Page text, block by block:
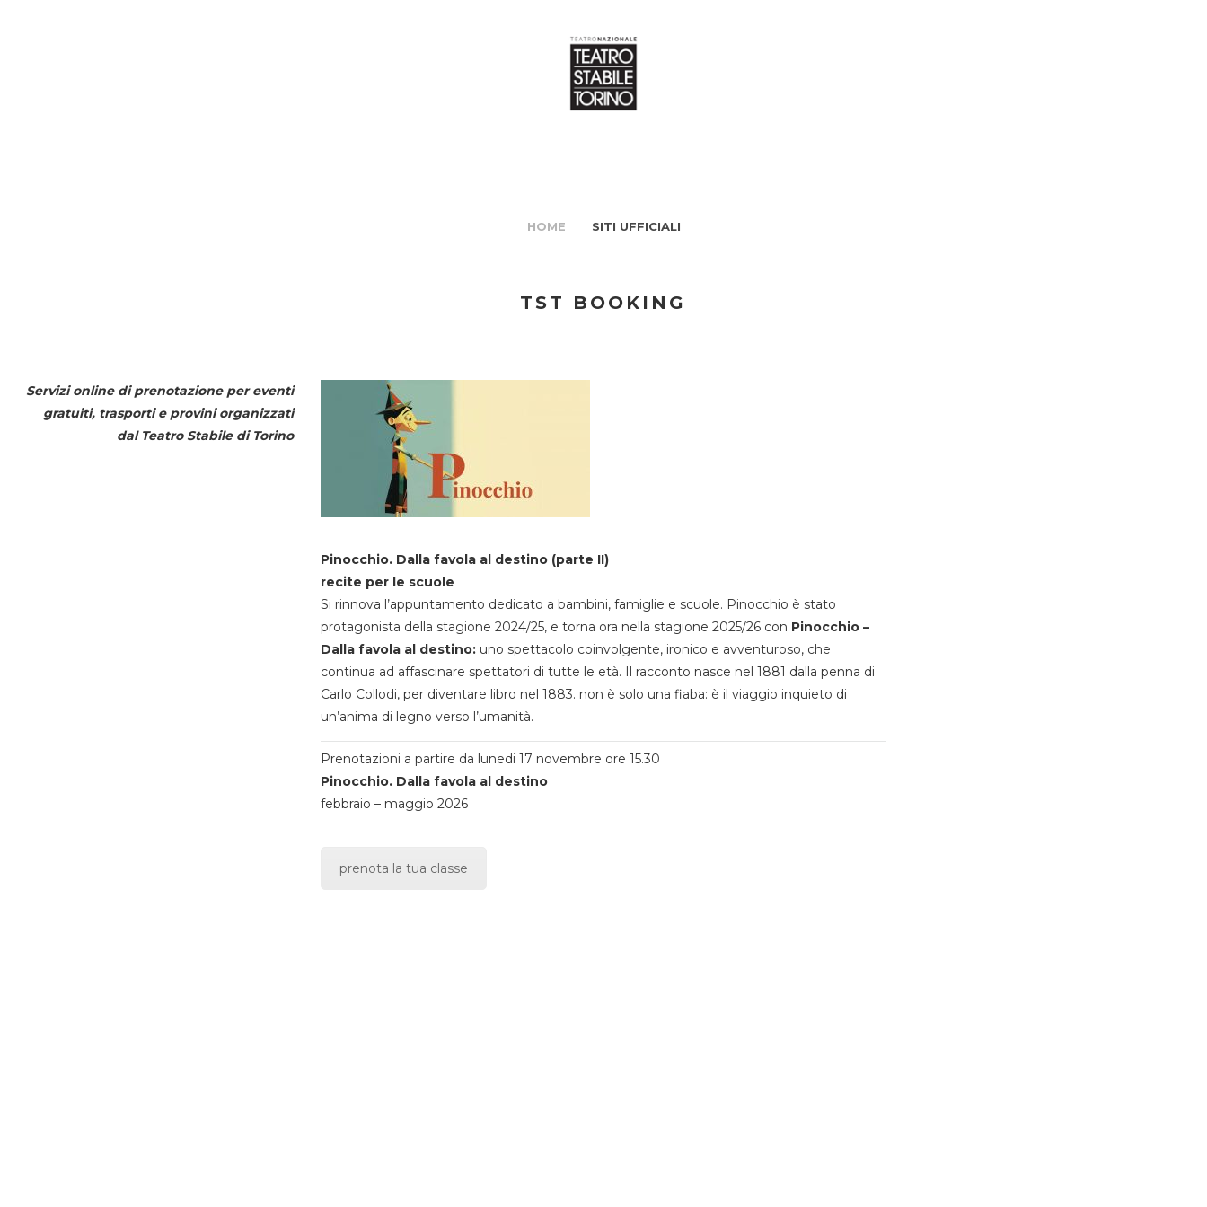
HOME SITI UFFICIALI
TST BOOKING
Servizi online di prenotazione per eventi
gratuiti, trasporti e provini organizzati
dal Teatro Stabile di Torino
Pinocchio. Dalla favola al destino (parte II)
recite per le scuole
Si rinnova l’appuntamento dedicato a bambini, famiglie e scuole. Pinocchio è stato
protagonista della stagione 2024/25, e torna ora nella stagione 2025/26 con Pinocchio –
Dalla favola al destino:uno spettacolo coinvolgente, ironico e avventuroso, che
continua ad affascinare spettatori di tutte le età. Il racconto nasce nel 1881 dalla penna di
Carlo Collodi, per diventare libro nel 1883. non è solo una fiaba: è il viaggio inquieto di
un’anima di legno verso l’umanità.
Prenotazioni a partire da lunedi 17 novembre ore 15.30
Pinocchio. Dalla favola al destino
febbraio – maggio 2026
prenota la tua classe